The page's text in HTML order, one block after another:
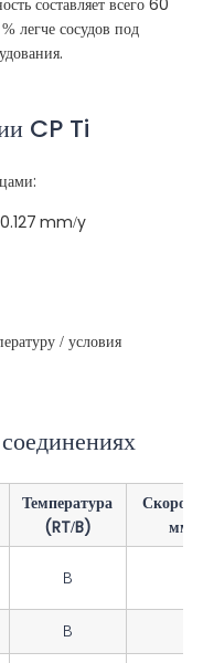
составляет всего 60
легче сосудов под
CP Ti
0.127 mm/y
/ условия
Температура
(RT/B)
мм/
B
B